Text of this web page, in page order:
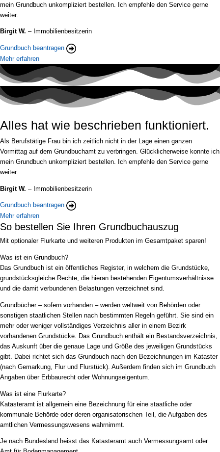
mein Grundbuch unkompliziert bestellen. Ich empfehle den Service gerne
weiter.
Birgit W. – Immobilienbesitzerin
Grundbuch beantragen
Mehr erfahren
Alles hat wie beschrieben funktioniert.
Als Berufstätige Frau bin ich zeitlich nicht in der Lage einen ganzen
Vormittag auf dem Grundbuchamt zu verbringen. Glücklicherweise konnte ich
mein Grundbuch unkompliziert bestellen. Ich empfehle den Service gerne
weiter.
Birgit W. – Immobilienbesitzerin
Grundbuch beantragen
Mehr erfahren
So bestellen Sie Ihren Grundbuchauszug
Mit optionaler Flurkarte und weiteren Produkten im Gesamtpaket sparen!
Was ist ein Grundbuch?
Das Grundbuch ist ein öffentliches Register, in welchem die Grundstücke,
grundstücksgleiche Rechte, die hieran bestehenden Eigentumsverhältnisse
und die damit verbundenen Belastungen verzeichnet sind.
Grundbücher – sofern vorhanden – werden weltweit von Behörden oder
sonstigen staatlichen Stellen nach bestimmten Regeln geführt. Sie sind ein
mehr oder weniger vollständiges Verzeichnis aller in einem Bezirk
vorhandenen Grundstücke. Das Grundbuch enthält ein Bestandsverzeichnis,
das Auskunft über die genaue Lage und Größe des jeweiligen Grundstücks
gibt. Dabei richtet sich das Grundbuch nach den Bezeichnungen im Kataster
(nach Gemarkung, Flur und Flurstück). Außerdem finden sich im Grundbuch
Angaben über Erbbaurecht oder Wohnungseigentum.
Was ist eine Flurkarte?
Katasteramt ist allgemein eine Bezeichnung für eine staatliche oder
kommunale Behörde oder deren organisatorischen Teil, die Aufgaben des
amtlichen Vermessungswesens wahrnimmt.
Je nach Bundesland heisst das Katasteramt auch Vermessungsamt oder